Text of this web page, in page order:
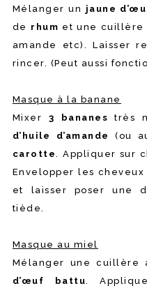
Mélanger un jaune
de rhum et une cuillère
amande etc). Laisser
rincer. (Peut aussi
Masque à la banane
Mixer 3 bananes très
d’huile d’amande
(ou
carotte. Appliquer sur
Envelopper les
et laisser poser une
tiède.
Masque au miel
Mélanger une cuillère
d’œuf battu.